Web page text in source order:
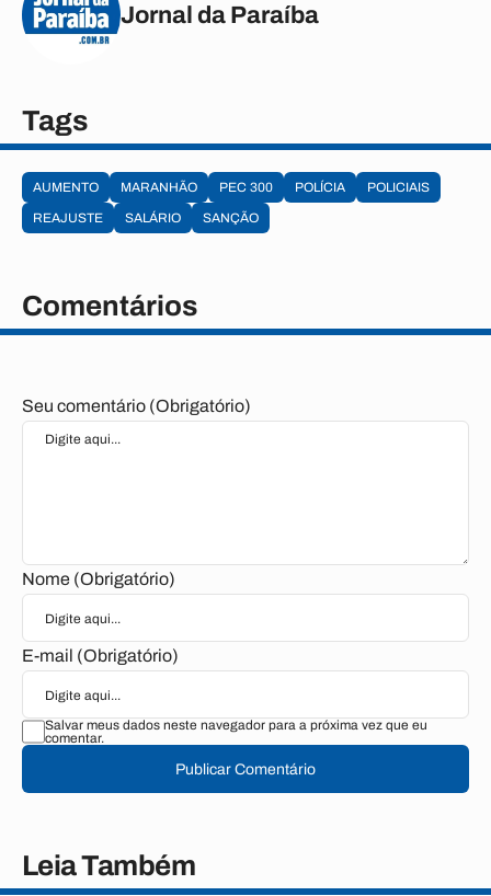
Jornal da Paraíba
Tags
AUMENTO MARANHÃO PEC 300 POLÍCIA
POLICIAIS
REAJUSTE
SALÁRIO SANÇÃO
Comentários
Seu comentário (Obrigatório)
Nome (Obrigatório)
E-mail (Obrigatório)
Salvar meus dados neste navegador para a próxima vez que eu
comentar.
Publicar Comentário
Leia Também